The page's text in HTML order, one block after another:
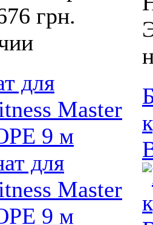
грн.
для
Master
9 м